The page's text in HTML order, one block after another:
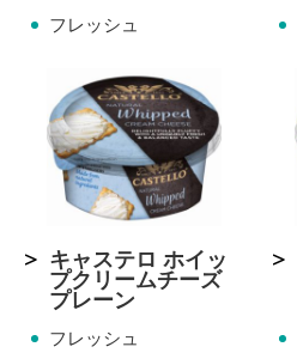
フレッシュ
キャステロ ホイッ
プクリームチーズ
プレーン
フレッシュ